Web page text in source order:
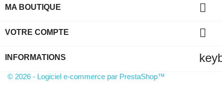
MA BOUTIQUE 
VOTRE COMPTE 
INFORMATIONS
© 2026 - Logiciel e-commerce par PrestaShop™